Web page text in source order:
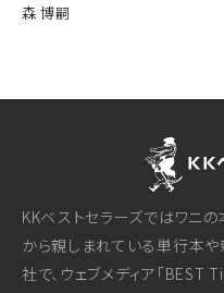
森 博嗣
KKベストセラーズではワニの
から親しまれている単行本
社で、ウェブメディア「BEST